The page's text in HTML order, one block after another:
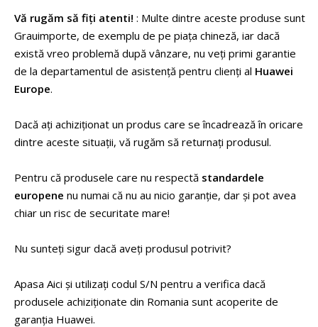
Date generale despre HUAWEI SUN2000-20K-MB0
Gama de temperaturi de funcționare: -25 ~ +60 °C
Umiditatea relativă de funcționare: 0 % RH ~ 100 % RH
Altitudinea de funcționare: 0 - 4.000 m (reducere > 2.000
Răcire: Răcire cu aer inteligent
Numărul de dispozitive conectate în paralel (cu Smart
Putere de încărcare: 21 kW (un singur șir) / 25 kW (două
șiruri)
Conexiune la rețea: Trifazat
Putere aparentă maximă: 22.500 W
Tensiunea nominală de ieșire: 220 Vac / 380 Vac, 230 Vac /
Vă rugăm să fiți atenti! : Multe dintre aceste produse sunt
Grauimporte, de exemplu de pe piața chineză, iar dacă
există vreo problemă după vânzare, nu veți primi garantie
de la departamentul de asistență pentru clienți al Huawei
Europe.
Dacă ați achiziționat un produs care se încadrează în oricare
dintre aceste situații, vă rugăm să returnați produsul.
Pentru că produsele care nu respectă standardele
europene nu numai că nu au nicio garanție, dar și pot avea
chiar un risc de securitate mare!
Nu sunteți sigur dacă aveți produsul potrivit?
Apasa Aici și utilizați codul S/N pentru a verifica dacă
produsele achiziționate din Romania sunt acoperite de
garanția Huawei.